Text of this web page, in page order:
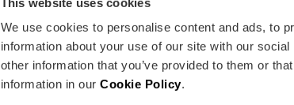
We use cookies to personalise content and ads, to
information about your use of our site with our
other information that you’ve provided to them or
information in our Cookie Policy.
de la